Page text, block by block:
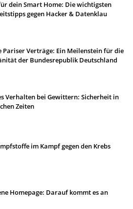
dein Smart Home: Die wichtigsten
gegen Hacker & Datenklau
Pariser Verträge: Ein Meilenstein für die
der Bundesrepublik Deutschland
Verhalten bei Gewittern: Sicherheit in
Zeiten
im Kampf gegen den Krebs
Homepage: Darauf kommt es an